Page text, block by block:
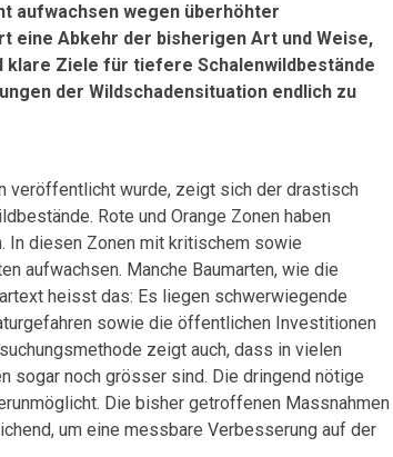
aufwachsen wegen überhöhter
eine Abkehr der bisherigen Art und Weise,
Ziele für tiefere Schalenwildbestände
der Wildschadensituation endlich zu
veröffentlicht wurde, zeigt sich der drastisch
Rote und Orange Zonen haben
In diesen Zonen mit kritischem sowie
aufwachsen. Manche Baumarten, wie die
heisst das: Es liegen schwerwiegende
sowie die öffentlichen Investitionen
zeigt auch, dass in vielen
sogar noch grösser sind. Die dringend nötige
Die bisher getroffenen Massnahmen
um eine messbare Verbesserung auf der